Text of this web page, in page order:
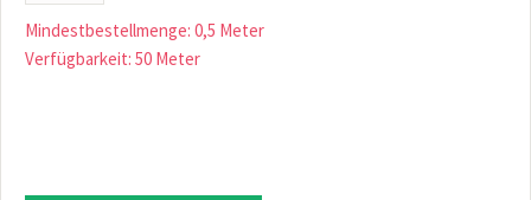
Mindestbestellmenge: 0,5 Meter
Verfügbarkeit: 50 Meter